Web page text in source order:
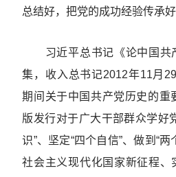
总结好，把党的成功经验传承好
习近平总书记《论中国共
集，收入总书记2012年11月
期间关于中国共产党历史的重
版发行对于广大干部群众学好
识”、坚定“四个自信”、做到“
社会主义现代化国家新征程、